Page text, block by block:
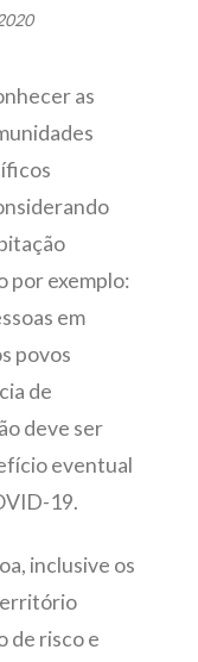
as
por exemplo:
em
povos
de
deve ser
eventual
19.
inclusive os
de risco e